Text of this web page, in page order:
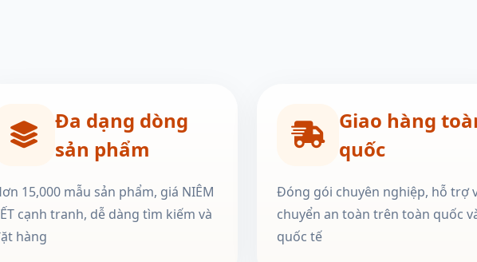
Đa dạng dòng
sản phẩm
15,000 mẫu sản phẩm, giá NIÊM
cạnh tranh, dễ dàng tìm kiếm và
hàng
Giao hàng
quốc
Đóng gói chuyên nghiệp, hỗ trợ
chuyển an toàn trên toàn quốc
quốc tế